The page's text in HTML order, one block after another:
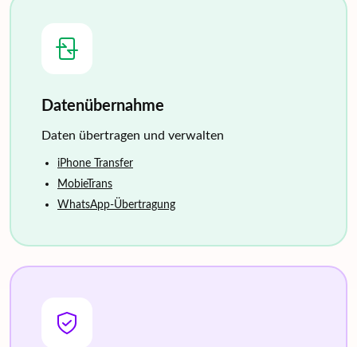
Datenübernahme
Daten übertragen und verwalten
iPhone Transfer
MobieTrans
WhatsApp-Übertragung